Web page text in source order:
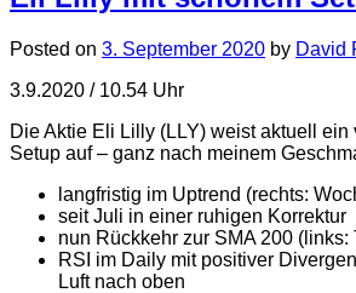
Posted on 3. September 2020 by David
3.9.2020 / 10.54 Uhr
Die Aktie Eli Lilly (LLY) weist aktuell
Setup auf – ganz nach meinem
langfristig im Uptrend (rechts:
seit Juli in einer ruhigen Korrektur
nun Rückkehr zur SMA 200 (links:
RSI im Daily mit positiver
Luft nach oben